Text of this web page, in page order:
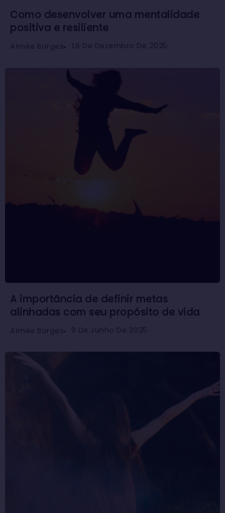
Como desenvolver uma mentalidade
positiva e resiliente
Aimée Borges 16 De Dezembro De 2025
A importância de definir metas
alinhadas com seu propósito de vida
Aimée Borges 9 De Junho De 2025